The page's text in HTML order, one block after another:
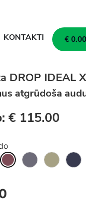
KONTAKTI € 0.00
DROP IDEAL
atgrūdoša
€ 115.00